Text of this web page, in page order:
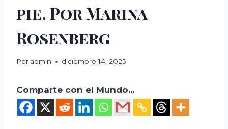
pie. Por Marina
Rosenberg
Por admin diciembre 14, 2025
Comparte con el Mundo...